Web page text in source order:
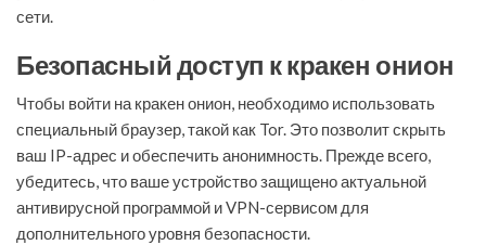
сети.
Безопасный доступ к кракен онион
Чтобы войти на кракен онион, необходимо использовать
специальный браузер, такой как Tor. Это позволит скрыть
ваш IP-адрес и обеспечить анонимность. Прежде всего,
убедитесь, что ваше устройство защищено актуальной
антивирусной программой и VPN-сервисом для
дополнительного уровня безопасности.